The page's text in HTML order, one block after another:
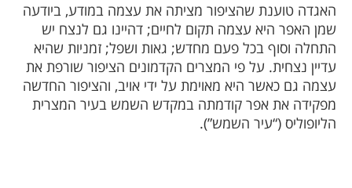
האגדה טוענת שהציפור מציתה את עצמה במודע, ביודעה
שמן האפר היא עצמה תקום לחיים; דהיינו גם לנצח יש
התחלה וסוף בכל פעם מחדש; גאות ושפל; זמניות שהיא
עדיין נצחית. על פי המצרים הקדמונים הציפור שורפת את
עצמה גם כאשר היא מאוימת על ידי אויב, והציפור החדשה
מפקידה את אפר קודמתה במקדש השמש בעיר המצרית
הליופוליס (“עיר השמש”).